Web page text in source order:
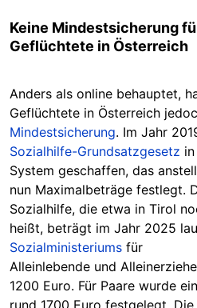
Keine Mindestsicherung
Geflüchtete in Österreich
Anders als online behauptet,
Geflüchtete in Österreich
Mindestsicherung. Im Jahr
Sozialhilfe-Grundsatzgesetz
System geschaffen, das
nun Maximalbeträge festlegt.
Sozialhilfe, die etwa in Tirol
heißt, beträgt im Jahr 2025
Sozialministeriums für
Alleinlebende und
1200 Euro. Für Paare wurde
rund 1700 Euro festgelegt.